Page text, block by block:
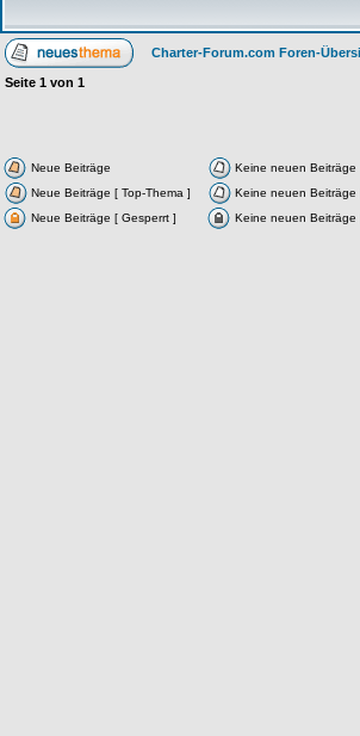
Charter-Forum.com Foren-
Seite 1 von 1
Neue Beiträge Keine neuen Beiträge
Neue Beiträge [ Top-Thema ]
Keine neuen Beiträge
Neue Beiträge [ Gesperrt ]
Keine neuen Beiträge